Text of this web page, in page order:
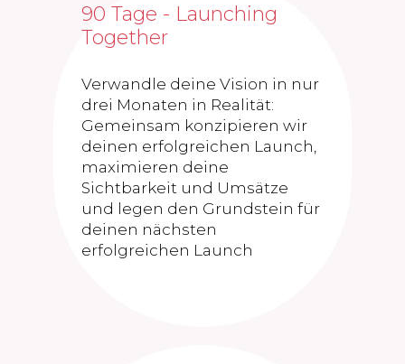
90 Tage - Launching
Together
Verwandle deine Vision in nur
drei Monaten in Realität:
Gemeinsam konzipieren wir
deinen erfolgreichen Launch,
maximieren deine
Sichtbarkeit und Umsätze
und legen den Grundstein für
deinen nächsten
erfolgreichen Launch